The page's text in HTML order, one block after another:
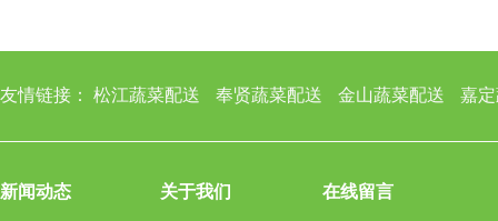
友情链接： 松江蔬菜配送 奉贤蔬菜配送 金山蔬菜配送 嘉
新闻动态 关于我们 在线留言